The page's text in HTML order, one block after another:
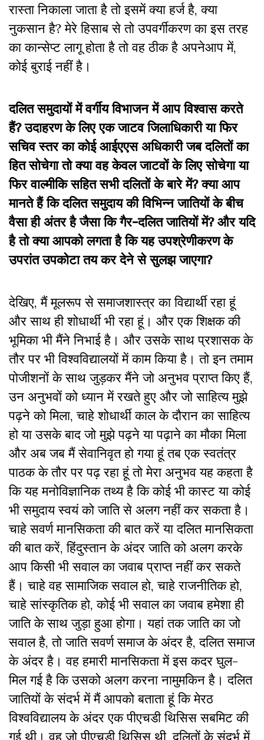
रास्ता निकाला जाता है तो इसमें क्या हर्ज है, क्या
नुकसान है? मेरे हिसाब से तो उपवर्गीकरण का इस तरह
का कान्सेप्ट लागू होता है तो वह ठीक है अपनेआप में,
कोई बुराई नहीं है।
दलित समुदायों में वर्गीय विभाजन में आप विश्वास करते
हैं? उदाहरण के लिए एक जाटव जिलाधिकारी या फिर
सचिव स्तर का कोई आईएएस अधिकारी जब दलितों का
हित सोचेगा तो क्या वह केवल जाटवों के लिए सोचेगा या
फिर वाल्मीकि सहित सभी दलितों के बारे में? क्या आप
मानते हैं कि दलित समुदाय की विभिन्न जातियों के बीच
वैसा ही अंतर है जैसा कि गैर-दलित जातियों में? और यदि
है तो क्या आपको लगता है कि यह उपश्रेणीकरण के
उपरांत उपकोटा तय कर देने से सुलझ जाएगा?
देखिए, मैं मूलरूप से समाजशास्त्र का विद्यार्थी रहा हूं
और साथ ही शोधार्थी भी रहा हूं। और एक शिक्षक की
भूमिका भी मैंने निभाई है। और उसके साथ प्रशासक के
तौर पर भी विश्वविद्यालयों में काम किया है। तो इन तमाम
पोजीशनों के साथ जुड़कर मैंने जो अनुभव प्राप्त किए हैं,
उन अनुभवों को ध्यान में रखते हुए और जो साहित्य मुझे
पढ़ने को मिला, चाहे शोधार्थी काल के दौरान का साहित्य
हो या उसके बाद जो मुझे पढ़ने या पढ़ाने का मौका मिला
और अब जब मैं सेवानिवृत हो गया हूं तब एक स्वतंत्र
पाठक के तौर पर पढ़ रहा हूं तो मेरा अनुभव यह कहता है
कि यह मनोविज्ञानिक तथ्य है कि कोई भी कास्ट या कोई
भी समुदाय स्वयं को जाति से अलग नहीं कर सकता है।
चाहे सवर्ण मानसिकता की बात करें या दलित मानसिकता
की बात करें, हिंदुस्तान के अंदर जाति को अलग करके
आप किसी भी सवाल का जवाब प्राप्त नहीं कर सकते
हैं। चाहे वह सामाजिक सवाल हो, चाहे राजनीतिक हो,
चाहे सांस्कृतिक हो, कोई भी सवाल का जवाब हमेशा ही
जाति के साथ जुड़ा हुआ होगा। यहां तक जाति का जो
सवाल है, तो जाति सवर्ण समाज के अंदर है, दलित समाज
के अंदर है। वह हमारी मानसिकता में इस कदर घुल-
मिल गई है कि उसको अलग करना नामुमकिन है। दलित
जातियों के संदर्भ में मैं आपको बताता हूं कि मेरठ
विश्वविद्यालय के अंदर एक पीएचडी थिसिस सबमिट की
गई थी। वह जो पीएचडी थिसिस थी, दलितों के संदर्भ में